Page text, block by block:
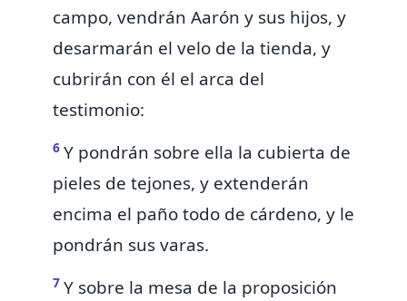
campo, vendrán Aarón y sus hijos, y
desarmarán el velo de la tienda, y
cubrirán con él el arca del
testimonio:
6 Y pondrán sobre ella la cubierta de
pieles de tejones, y extenderán
encima el paño todo de cárdeno, y le
pondrán sus varas.
7 Y sobre la mesa de la proposición